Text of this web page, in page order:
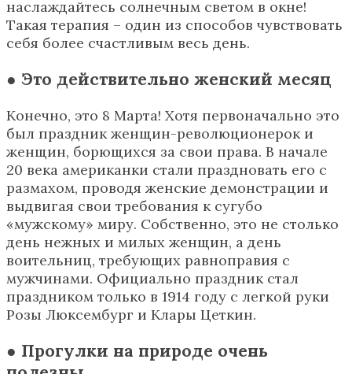
наслаждайтесь солнечным светом в окне!
Такая терапия – один из способов чувствовать
себя более счастливым весь день.
● Это действительно женский месяц
Конечно, это 8 Марта! Хотя первоначально это
был праздник женщин-революционерок и
женщин, борющихся за свои права. В начале
20 века американки стали праздновать его с
размахом, проводя женские демонстрации и
выдвигая свои требования к сугубо
«мужскому» миру. Собственно, это не столько
день нежных и милых женщин, а день
воительниц, требующих равноправия с
мужчинами. Официально праздник стал
праздником только в 1914 году с легкой руки
Розы Люксембург и Клары Цеткин.
● Прогулки на природе очень